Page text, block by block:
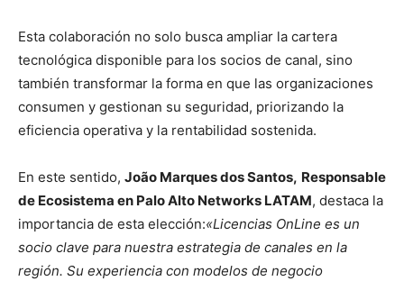
Esta colaboración no solo busca ampliar la cartera
tecnológica disponible para los socios de canal, sino
también transformar la forma en que las organizaciones
consumen y gestionan su seguridad, priorizando la
eficiencia operativa y la rentabilidad sostenida.
En este sentido, João Marques dos Santos, Responsable
de Ecosistema en Palo Alto Networks LATAM, destaca la
importancia de esta elección:«Licencias OnLine es un
socio clave para nuestra estrategia de canales en la
región. Su experiencia con modelos de negocio